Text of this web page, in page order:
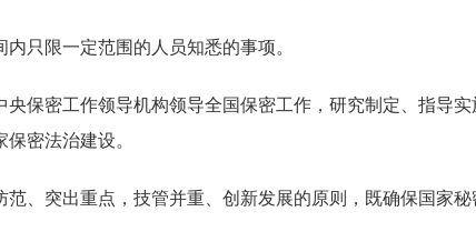
只限一定范围的人员知悉的事项。
保密工作领导机构领导全国保密工作，研究制定、指导实
密法治建设。
、突出重点，技管并重、创新发展的原则，既确保国家秘